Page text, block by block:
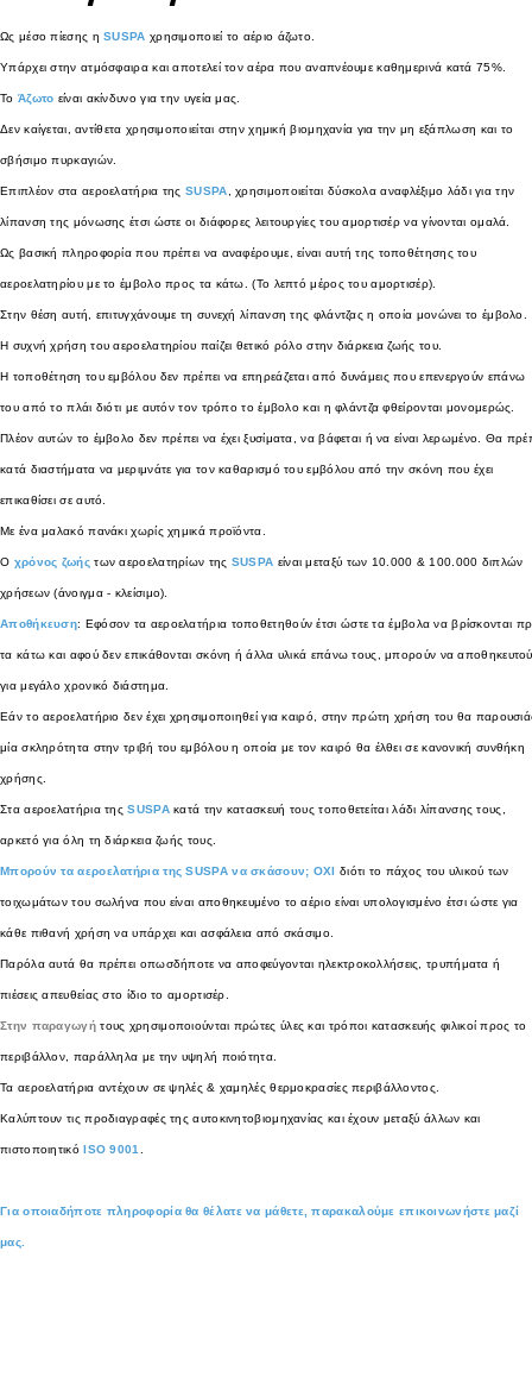
Ως μέσο πίεσης η SUSPA χρησιμοποιεί το αέριο άζωτο.
Υπάρχει στην ατμόσφαιρα και αποτελεί τον αέρα που αναπνέουμε καθημερινά κατά 75%.
Το Άζωτο είναι ακίνδυνο για την υγεία μας.
Δεν καίγεται, αντίθετα χρησιμοποιείται στην χημική βιομηχανία για την μη εξάπλωση και το
σβήσιμο πυρκαγιών.
Επιπλέον στα αεροελατήρια της SUSPA , χρησιμοποιείται δύσκολα αναφλέξιμο λάδι για την
λίπανση της μόνωσης έτσι ώστε οι διάφορες λειτουργίες του αμορτισέρ να γίνονται ομαλά.
Ως βασική πληροφορία που πρέπει να αναφέρουμε, είναι αυτή της τοποθέτησης του
αεροελατηρίου με το έμβολο προς τα κάτω. (Το λεπτό μέρος του αμορτισέρ).
Στην θέση αυτή, επιτυγχάνουμε τη συνεχή λίπανση της φλάντζας η οποία μονώνει το
Η συχνή χρήση του αεροελατηρίου παίζει θετικό ρόλο στην διάρκεια ζωής του.
Η τοποθέτηση του εμβόλου δεν πρέπει να επηρεάζεται από δυνάμεις που επενεργούν επάνω
του από το πλάι διότι με αυτόν τον τρόπο το έμβολο και η φλάντζα φθείρονται μονομερώς.
Πλέον αυτών το έμβολο δεν πρέπει να έχει ξυσίματα, να βάφεται ή να είναι λερωμένο. Θα
κατά διαστήματα να μεριμνάτε για τον καθαρισμό του εμβόλου από την σκόνη που έχει
επικαθίσει σε αυτό.
Με ένα μαλακό πανάκι χωρίς χημικά προϊόντα.
Ο χρόνος ζωήςτων αεροελατηρίων της SUSPA είναι μεταξύ των 10.000 & 100.000 διπλών
χρήσεων (άνοιγμα - κλείσιμο).
Αποθήκευση: Εφόσον τα αεροελατήρια τοποθετηθούν έτσι ώστε τα έμβολα να βρίσκονται
τα κάτω και αφού δεν επικάθονται σκόνη ή άλλα υλικά επάνω τους, μπορούν να
για μεγάλο χρονικό διάστημα.
Εάν το αεροελατήριο δεν έχει χρησιμοποιηθεί για καιρό, στην πρώτη χρήση του θα
μία σκληρότητα στην τριβή του εμβόλου η οποία με τον καιρό θα έλθει σε κανονική συνθήκη
χρήσης.
Στα αεροελατήρια τηςSUSPAκατά την κατασκευή τους τοποθετείται λάδι λίπανσης τους,
αρκετό για όλη τη διάρκεια ζωής τους.
Μπορούν τα αεροελατήρια της SUSPA να σκάσουν; ΟΧΙ διότι το πάχος του υλικού των
τοιχωμάτων του σωλήνα που είναι αποθηκευμένο το αέριο είναι υπολογισμένο έτσι ώστε για
κάθε πιθανή χρήση να υπάρχει και ασφάλεια από σκάσιμο.
Παρόλα αυτά θα πρέπει οπωσδήποτε να αποφεύγονται ηλεκτροκολλήσεις, τρυπήματα ή
πιέσεις απευθείας στο ίδιο το αμορτισέρ.
Στην παραγωγήτους χρησιμοποιούνται πρώτες ύλες και τρόποι κατασκευής φιλικοί προς το
περιβάλλον, παράλληλα με την υψηλή ποιότητα.
Τα αεροελατήρια αντέχουν σε ψηλές & χαμηλές θερμοκρασίες περιβάλλοντος.
Καλύπτουν τις προδιαγραφές της αυτοκινητοβιομηχανίας και έχουν μεταξύ άλλων και
πιστοποιητικόISO 9001
Για οποιαδήποτε πληροφορία θα θέλατε να μάθετε, παρακαλούμε επικοινωνήστε μαζί
μας.